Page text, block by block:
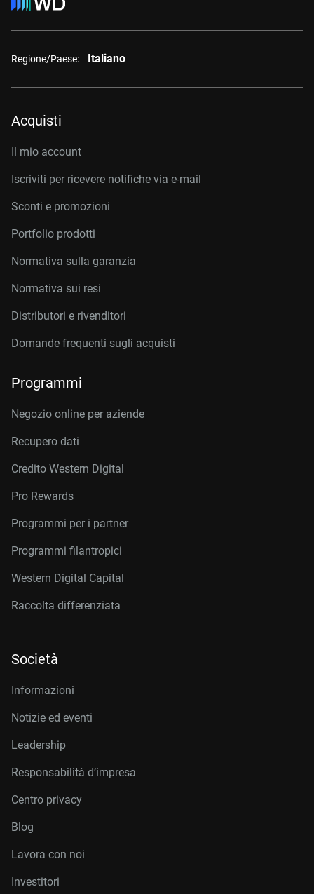
Regione/Paese: Italiano
Acquisti
Il mio account
Iscriviti per ricevere notifiche via e-mail
Sconti e promozioni
Portfolio prodotti
Normativa sulla garanzia
Normativa sui resi
Distributori e rivenditori
Domande frequenti sugli acquisti
Programmi
Negozio online per aziende
Recupero dati
Credito Western Digital
Pro Rewards
Programmi per i partner
Programmi filantropici
Western Digital Capital
Raccolta differenziata
Società
Informazioni
Notizie ed eventi
Leadership
Responsabilità d’impresa
Centro privacy
Blog
Lavora con noi
Investitori